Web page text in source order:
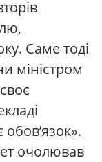
Саме тоді
міністром
очолював